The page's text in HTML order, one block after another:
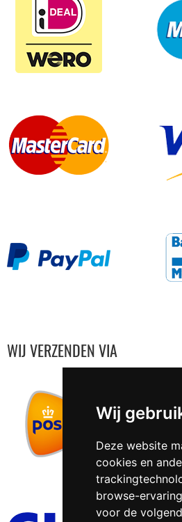
Wij
Deze website
cookies en
browse-
voor de
WIJ VERZENDEN VIA